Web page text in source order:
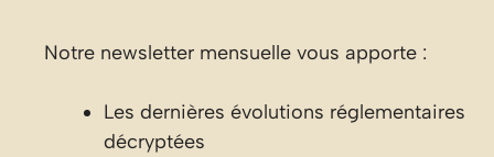
Notre newsletter mensuelle vous apporte :
Les dernières évolutions réglementaires
décryptées